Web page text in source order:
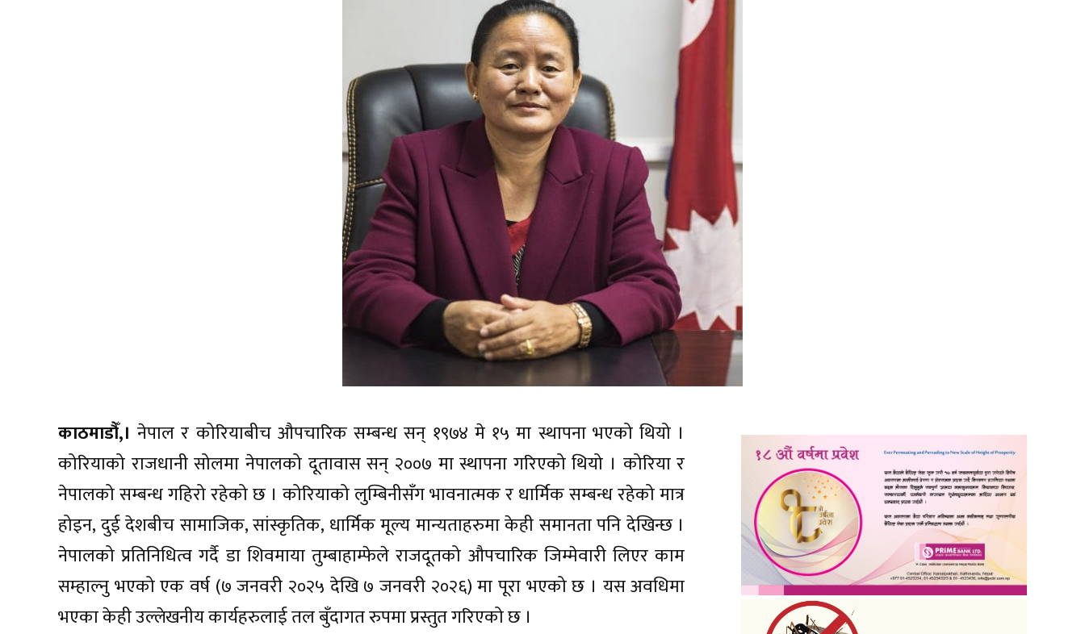
काठमाडौँ,। नेपाल र कोरियाबीच औपचारिक सम्बन्ध सन् १९७४ मे १५ मा स्थापना भएको थियो ।
कोरियाको राजधानी सोलमा नेपालको दूतावास सन् २००७ मा स्थापना गरिएको थियो । कोरिया र
नेपालको सम्बन्ध गहिरो रहेको छ । कोरियाको लुम्बिनीसँग भावनात्मक र धार्मिक सम्बन्ध रहेको मात्र
होइन, दुई देशबीच सामाजिक, सांस्कृतिक, धार्मिक मूल्य मान्यताहरुमा केही समानता पनि देखिन्छ ।
नेपालको प्रतिनिधित्व गर्दै डा शिवमाया तुम्बाहाम्फेले राजदूतको औपचारिक जिम्मेवारी लिएर काम
सम्हाल्नु भएको एक वर्ष (७ जनवरी २०२५ देखि ७ जनवरी २०२६) मा पूरा भएको छ । यस अवधिमा
भएका केही उल्लेखनीय कार्यहरुलाई तल बुँदागत रुपमा प्रस्तुत गरिएको छ ।